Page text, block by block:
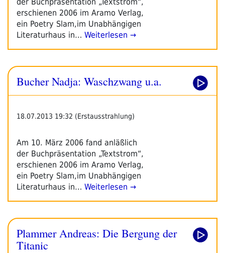
erschienen 2006 im Aramo Verlag,
ein Poetry Slam,im Unabhängigen
Literaturhaus in… Weiterlesen →
Bucher Nadja: Waschzwang u.a.
18.07.2013 19:32 (Erstausstrahlung)
Am 10. März 2006 fand anläßlich
der Buchpräsentation „Textstrom“,
erschienen 2006 im Aramo Verlag,
ein Poetry Slam,im Unabhängigen
Literaturhaus in… Weiterlesen →
Plammer Andreas: Die Bergung der
Titanic